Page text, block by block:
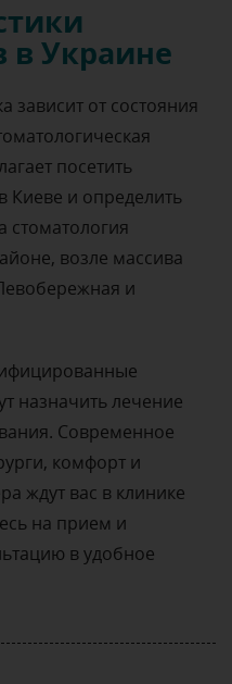
в Украине
зависит от состояния
посетить
Киеве и определить
возле массива
и
назначить лечение
Современное
комфорт и
ждут вас в клинике
на прием и
в удобное